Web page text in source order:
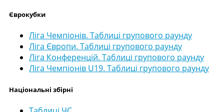
Єврокубки
Ліга Чемпіонів. Таблиці групового раунду
Ліга Європи. Таблиці групового раунду
Ліга Конференцій. Таблиці групового раунду
Ліга Чемпіонів U19. Таблиці групового раунду
Національні збірні